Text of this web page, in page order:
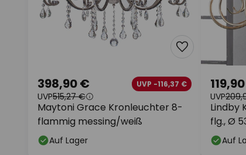
Maytoni Grace Kronleuchter 8-
flammig messing/weiß
398,90 € UVP -116,37 €
UVP515,27 €
Auf Lager
Lindby
flg., Ø
UVP
Auf